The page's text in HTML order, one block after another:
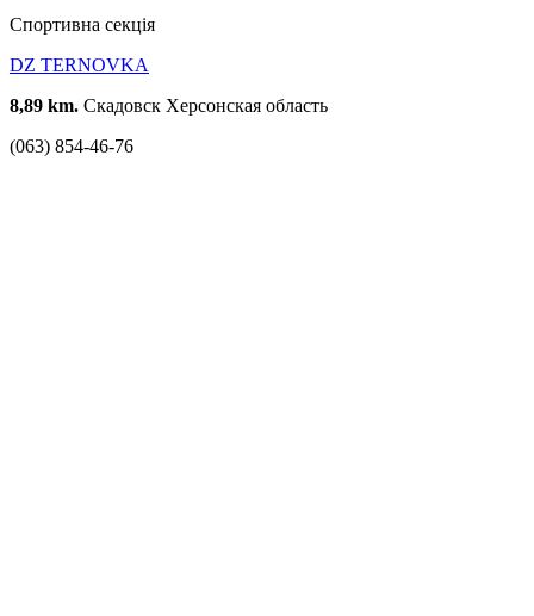
Спортивна секція
DZ TERNOVKA
8,89 km. Скадовск Херсонская область
(063) 854-46-76